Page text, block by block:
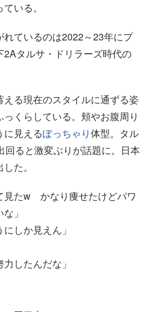
いる。
ているのは2022～23年にプ
2Aタルサ・ドリラーズ時代の
える現在のスタイルに通ずる姿
くらしている。頬やお腹周り
に見えるぽっちゃり体型。タル
回ると激変ぶりが話題に。日本
た。
見たw かなり痩せたけどパワ
」
しか見えん」
したんだな」